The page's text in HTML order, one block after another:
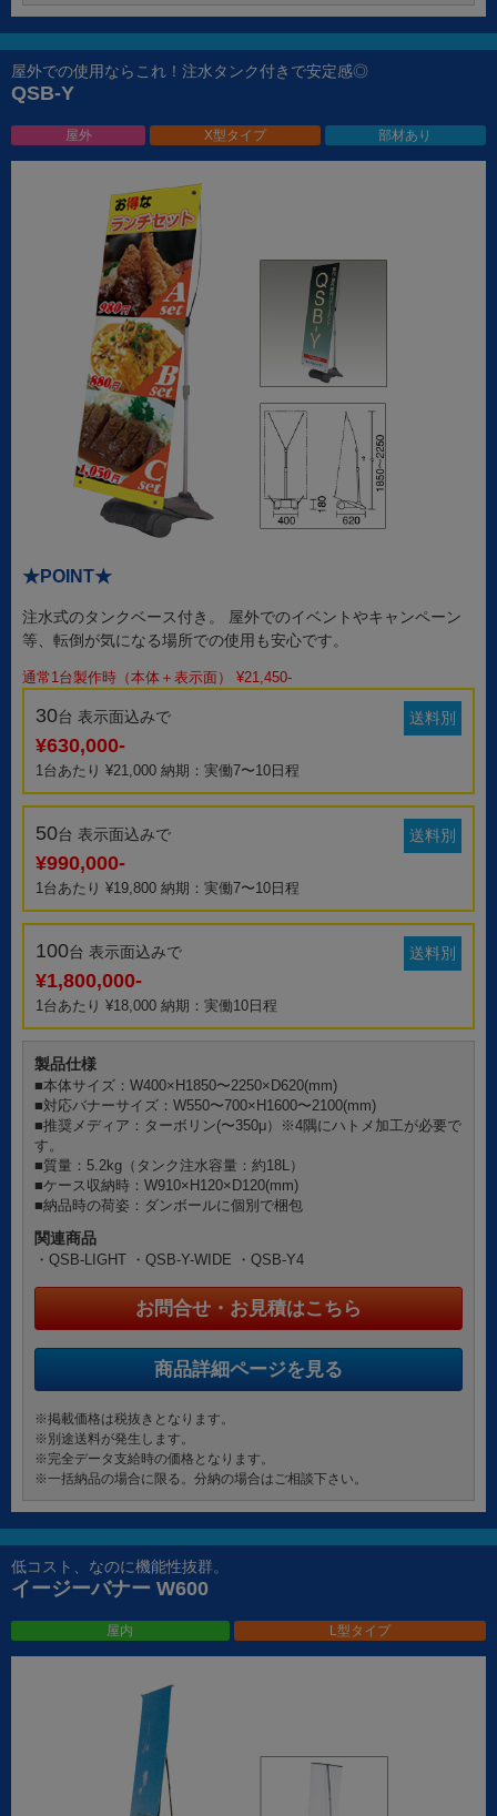
屋外での使用ならこれ！注水タンク付きで安定感◎
QSB-Y
屋外 X型タイプ 部材あり
★POINT★
注水式のタンクベース付き。 屋外でのイベントやキャンペーン
等、転倒が気になる場所での使用も安心です。
通常1台製作時（本体＋表示面） ¥21,450-
送料別
30台 表示面込みで
¥630,000-
1台あたり ¥21,000 納期：実働7〜10日程
送料別
50台 表示面込みで
¥990,000-
1台あたり ¥19,800 納期：実働7〜10日程
送料別
100台 表示面込みで
¥1,800,000-
1台あたり ¥18,000 納期：実働10日程
製品仕様
■本体サイズ：W400×H1850〜2250×D620(mm)
■対応バナーサイズ：W550〜700×H1600〜2100(mm)
■推奨メディア：ターボリン(〜350μ）※4隅にハトメ加工が必要で
す。
■質量：5.2kg（タンク注水容量：約18L）
■ケース収納時：W910×H120×D120(mm)
■納品時の荷姿：ダンボールに個別で梱包
関連商品
・QSB-LIGHT ・QSB-Y-WIDE ・QSB-Y4
お問合せ・お見積はこちら
商品詳細ページを見る
※掲載価格は税抜きとなります。
※別途送料が発生します。
※完全データ支給時の価格となります。
※一括納品の場合に限る。分納の場合はご相談下さい。
低コスト、なのに機能性抜群。
イージーバナー W600
屋内 L型タイプ